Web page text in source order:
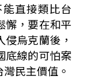
直接類比台
懈，要在和平
烏克蘭後，
底線的可怕案
民主價值。